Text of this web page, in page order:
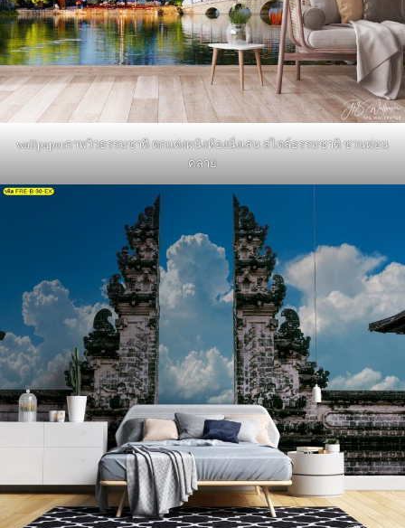
wallpaperภาพวิวธรรมชาติ ตกแต่งผนังห้องนั่งเล่น สไตล์ธรรมชาติ ชวนผ่อน
คลาย